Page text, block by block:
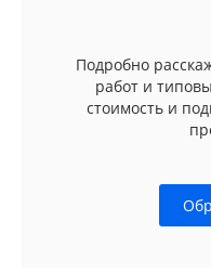
Подробно
работ и
стоимость и